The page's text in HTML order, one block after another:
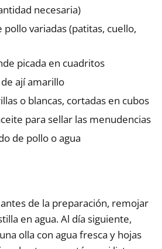
necesaria)
pollo variadas (patitas, cuello,
picada en cuadritos
ají amarillo
o blancas, cortadas en cubos
para sellar las menudencias
de pollo o agua
antes de la preparación, remojar
en agua. Al día siguiente,
olla con agua fresca y hojas